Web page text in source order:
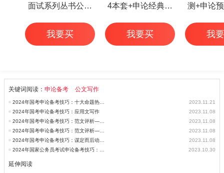
面试系列丛书公务
员面试华图专家详
解1000题（3本
我要买
4本套+申论经典范
文50篇+行测高频考
点 6本
我要买
测+申论
本
我
关键词阅读： 申论备考 公文写作
2024年国考申论备考技巧：十大命题热点预测
2023.11.21
2024年国考申论备考技巧：应用文写作
2023.11.08
2024年国考申论备考技巧：范文评析——创业带动就业，为毕业生铺就发
2023.11.08
2024年国考申论备考技巧：范文评析——重视“小吃经济”，助力城市高
2023.11.08
2024年国考申论备考技巧：谋定而后动推进高质量发展
2023.11.08
2024年国家公务员考试申论备考技巧：归纳总结
2023.10.30
延伸阅读